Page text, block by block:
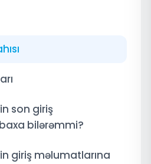
son giriş
bilərəmmi?
giriş məlumatlarına